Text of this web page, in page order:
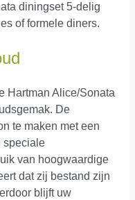
diningset 5-delig
of formele diners.
Hartman Alice/Sonata
De
te maken met een
speciale
van hoogwaardige
dat zij bestand zijn
blijft uw